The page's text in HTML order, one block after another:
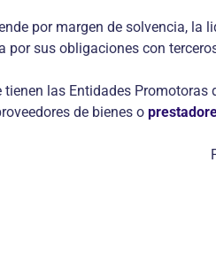
por margen de solvencia,
sus obligaciones con
las Entidades
de bienes o